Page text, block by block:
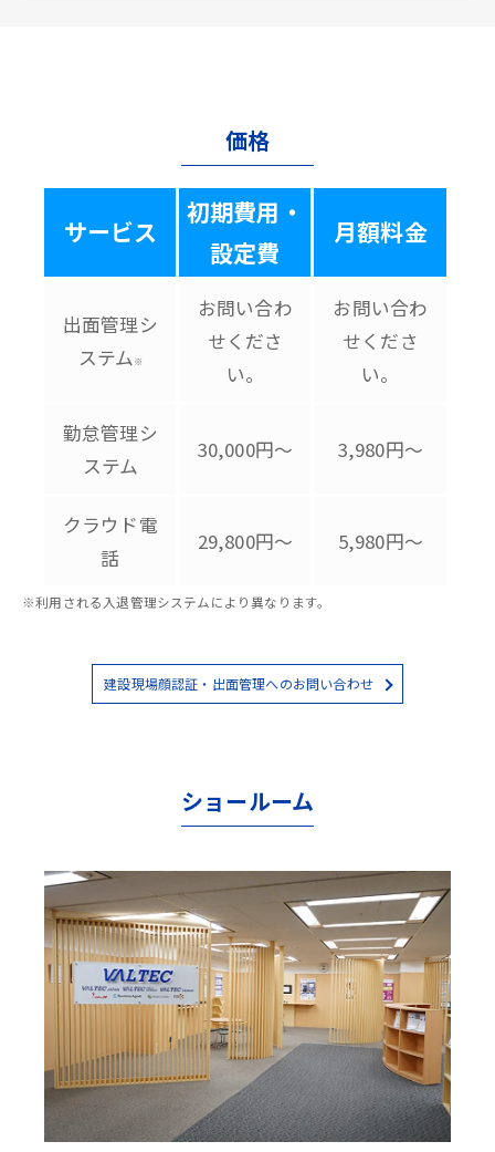
価格
サービス
初期費用・
設定費
月額料金
出面管理シ
ステム ※
お問い合わ
せくださ
い。
お問い合わ
せくださ
い。
勤怠管理シ
ステム
30,000円～ 3,980円～
クラウド電
話
29,800円～ 5,980円～
※利用される入退管理システムにより異なります。
建設現場顔認証・出面管理へのお問い合わせ
ショールーム